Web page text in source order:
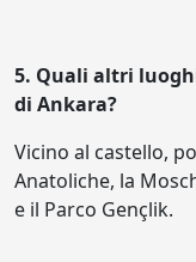
5. Quali altri
di Ankara?
Vicino al castello,
Anatoliche, la
e il Parco Gençlik.